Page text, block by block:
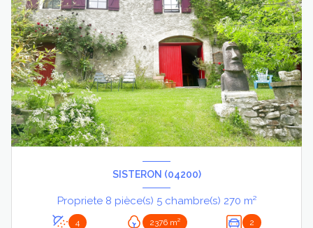
SISTERON (04200)
Propriete 8 pièce(s) 5 chambre(s) 270 m²
4 2376 m² 2